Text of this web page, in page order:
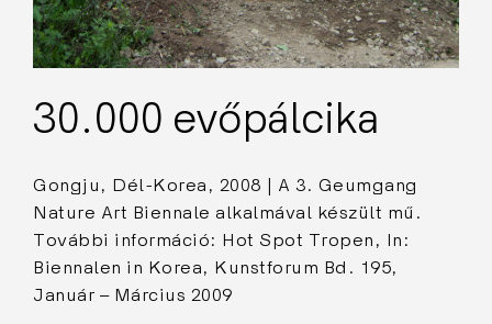
30.000 evőpálcika
Gongju, Dél-Korea, 2008 | A 3. Geumgang
Nature Art Biennale alkalmával készült mű.
További információ: Hot Spot Tropen, In:
Biennalen in Korea, Kunstforum Bd. 195,
Január – Március 2009